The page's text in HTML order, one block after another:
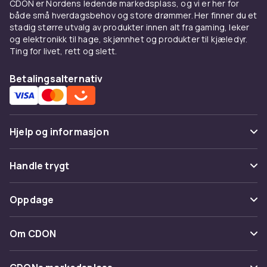
og løser opp oksidasjon i gamle tilkoblinger.
Kjøpelektronikkrenseprodukter online hos
CDON – trykkluft, mikrofiberduker og
kontaktspray.
Fordeler og bruksanvisning
for Elektronikkrens
ledende produsenter til konkurransedyktige
priser. Vårt brede sortiment dekker alle
prisklasser, fra innstegsmodeller til avanserte
sikkerhetsstandarder.
tilgang til produktbeskrivelser med detaljerte
spesifikasjoner, kundeanmeldelser og enkel
CDON er Nordens ledende markedsplass, og vi er her for
både små hverdagsbehov og store drømmer. Her finner du et
stadig større utvalg av produkter innen alt fra gaming, leker
og elektronikk til hage, skjønnhet og produkter til kjæledyr.
Ting for livet, rett og slett.
Betalingsalternativ
Hjelp og informasjon
Vanlige spørsmål
Spor pakke
Angre & returner her
Kontakt oss
Handle trygt
Betaling
Levering
Oppdage
Kategorier
Varemerker
Om CDON
Om oss